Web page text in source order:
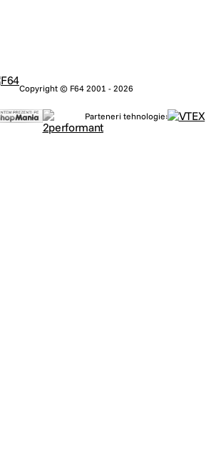
Copyright © F64 2001 - 2026
Parteneri tehnologie: